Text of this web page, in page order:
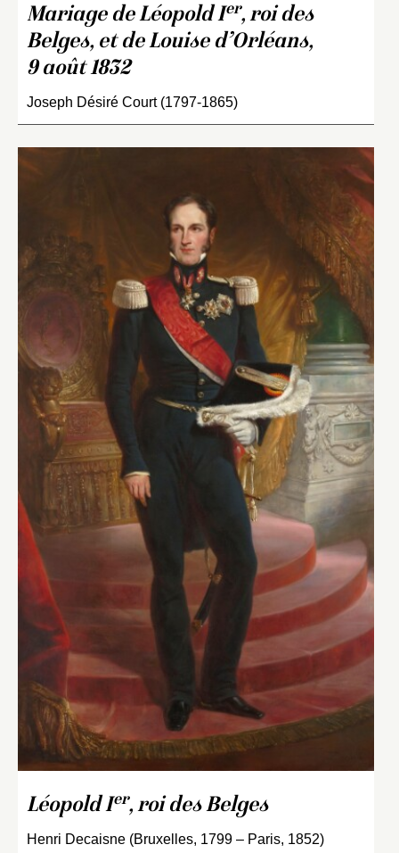
Mariage de Léopold Ier, roi des
Belges, et de Louise d’Orléans,
9 août 1832
Joseph Désiré Court (1797-1865)
Léopold Ier, roi des Belges
Henri Decaisne (Bruxelles, 1799 – Paris, 1852)